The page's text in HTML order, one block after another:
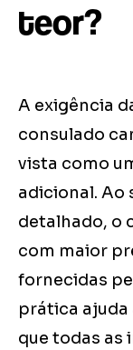
teor?
A exigência
consulado
vista como
adicional. Ao
detalhado, o
com maior
fornecidas
prática ajuda
que todas as